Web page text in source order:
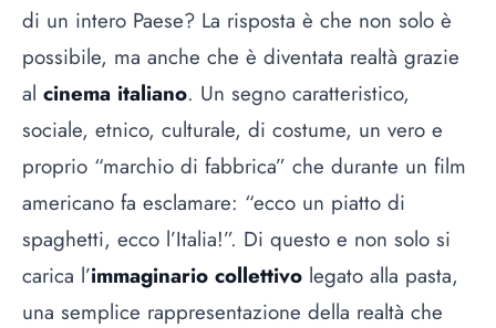
di un intero Paese? La risposta è che non solo è
possibile, ma anche che è diventata realtà grazie
al cinema italiano. Un segno caratteristico,
sociale, etnico, culturale, di costume, un vero e
proprio “marchio di fabbrica” che durante un film
americano fa esclamare: “ecco un piatto di
spaghetti, ecco l’Italia!”. Di questo e non solo si
carica l’immaginario collettivo legato alla pasta,
una semplice rappresentazione della realtà che